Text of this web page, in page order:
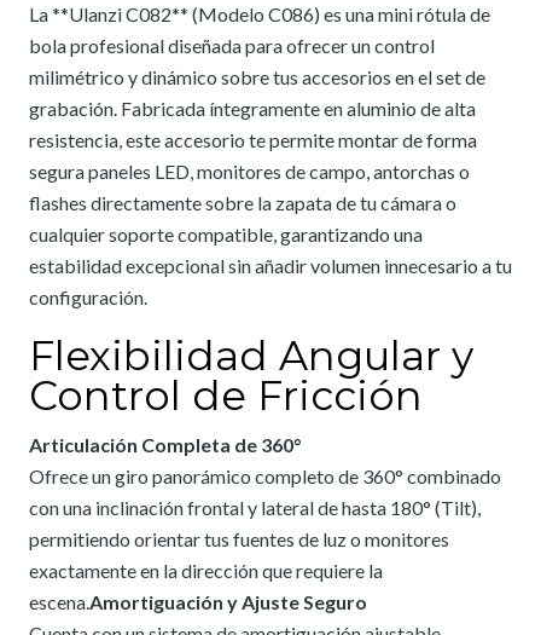
La **Ulanzi C082** (Modelo C086) es una mini rótula de
bola profesional diseñada para ofrecer un control
milimétrico y dinámico sobre tus accesorios en el set de
grabación. Fabricada íntegramente en aluminio de alta
resistencia, este accesorio te permite montar de forma
segura paneles LED, monitores de campo, antorchas o
flashes directamente sobre la zapata de tu cámara o
cualquier soporte compatible, garantizando una
estabilidad excepcional sin añadir volumen innecesario a tu
configuración.
Flexibilidad Angular y
Control de Fricción
Articulación Completa de 360°
Ofrece un giro panorámico completo de 360° combinado
con una inclinación frontal y lateral de hasta 180° (Tilt),
permitiendo orientar tus fuentes de luz o monitores
exactamente en la dirección que requiere la
escena.Amortiguación y Ajuste Seguro